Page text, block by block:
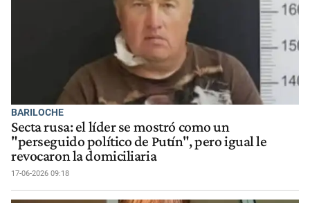
BARILOCHE
Secta rusa: el líder se mostró como un
"perseguido político de Putín", pero igual le
revocaron la domiciliaria
17-06-2026 09:18